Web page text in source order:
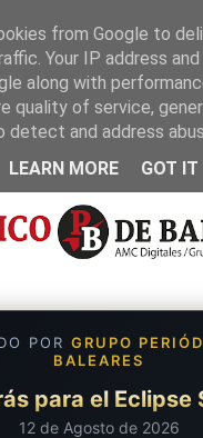
de privacidad
POR GRUPO
BALEARES
para el Eclipse
12 de Agosto de 2026
from Google to
Your IP address
along with
quality of service,
and address
LEARN MORE
GOT IT